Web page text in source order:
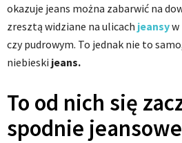
okazuje jeans można zabarwić na
zresztą widziane na ulicach jeansyw
czy pudrowym. To jednak nie to
niebieski jeans.
To od nich się
spodnie jeansowe